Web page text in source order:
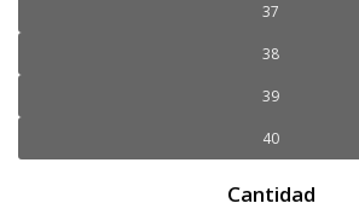
37
38
39
40
Cantidad